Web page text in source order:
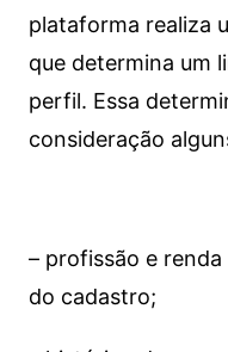
plataforma realiza
que determina um
perfil. Essa
consideração
– profissão e
do cadastro;